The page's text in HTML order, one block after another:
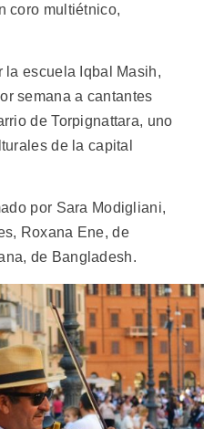
coro multiétnico,
la escuela Iqbal Masih,
semana a cantantes
de Torpignattara, uno
de la capital
por Sara Modigliani,
Roxana Ene, de
de Bangladesh.